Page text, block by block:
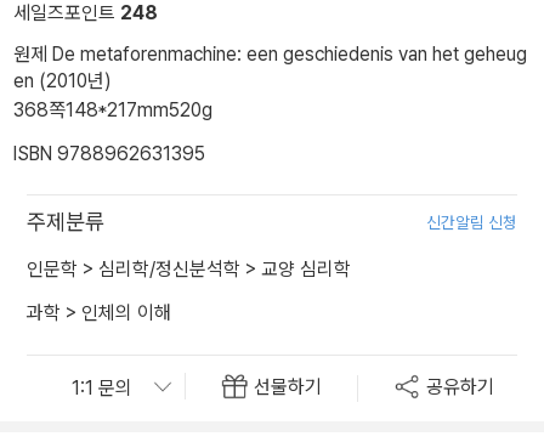
세일즈포인트 248
원제 De metaforenmachine: een geschiedenis van het geheug
en (2010년)
368쪽148*217mm520g
ISBN 9788962631395
주제분류 신간알림 신청
인문학 > 심리학/정신분석학 > 교양 심리학
과학 > 인체의 이해
선물하기 공유하기